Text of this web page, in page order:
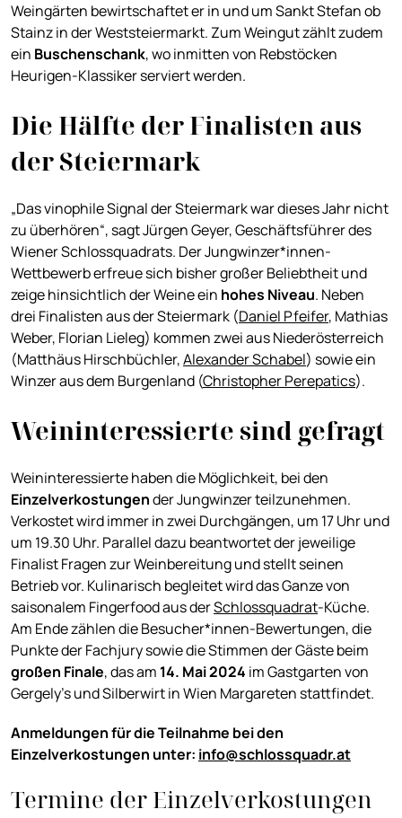
Weingärten bewirtschaftet er in und um Sankt Stefan ob
Stainz in der Weststeiermarkt. Zum Weingut zählt zudem
ein Buschenschank, wo inmitten von Rebstöcken
Heurigen-Klassiker serviert werden.
Die Hälfte der Finalisten aus
der Steiermark
„Das vinophile Signal der Steiermark war dieses Jahr nicht
zu überhören“, sagt Jürgen Geyer, Geschäftsführer des
Wiener Schlossquadrats. Der Jungwinzer*innen-
Wettbewerb erfreue sich bisher großer Beliebtheit und
zeige hinsichtlich der Weine ein hohes Niveau. Neben
drei Finalisten aus der Steiermark (Daniel Pfeifer, Mathias
Weber, Florian Lieleg) kommen zwei aus Niederösterreich
(Matthäus Hirschbüchler,Alexander Schabel) sowie ein
Winzer aus dem Burgenland (Christopher Perepatics).
Weininteressierte sind gefragt
Weininteressierte haben die Möglichkeit, bei den
Einzelverkostungender Jungwinzer teilzunehmen.
Verkostet wird immer in zwei Durchgängen, um 17 Uhr und
um 19.30 Uhr. Parallel dazu beantwortet der jeweilige
Finalist Fragen zur Weinbereitung und stellt seinen
Betrieb vor. Kulinarisch begleitet wird das Ganze von
saisonalem Fingerfood aus derSchlossquadrat-Küche.
Am Ende zählen die Besucher*innen-Bewertungen, die
Punkte der Fachjury sowie die Stimmen der Gäste beim
großen Finale, das am 14. Mai 2024 im Gastgarten von
Gergely’s und Silberwirt in Wien Margareten stattfindet.
Anmeldungen für die Teilnahme bei den
Einzelverkostungen unter: info@schlossquadr.at
Termine der Einzelverkostungen